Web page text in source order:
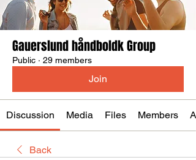
Gauerslund håndboldk Group
Public · 29 members
Join
Discussion Media Files Members
Back